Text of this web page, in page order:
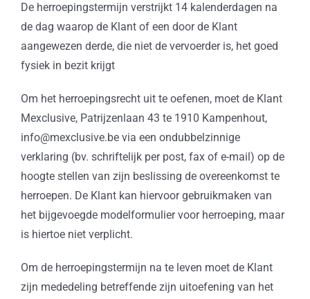
De herroepingstermijn verstrijkt 14 kalenderdagen na
de dag waarop de Klant of een door de Klant
aangewezen derde, die niet de vervoerder is, het goed
fysiek in bezit krijgt
Om het herroepingsrecht uit te oefenen, moet de Klant
Mexclusive, Patrijzenlaan 43 te 1910 Kampenhout,
info@mexclusive.be via een ondubbelzinnige
verklaring (bv. schriftelijk per post, fax of e-mail) op de
hoogte stellen van zijn beslissing de overeenkomst te
herroepen. De Klant kan hiervoor gebruikmaken van
het bijgevoegde modelformulier voor herroeping, maar
is hiertoe niet verplicht.
Om de herroepingstermijn na te leven moet de Klant
zijn mededeling betreffende zijn uitoefening van het